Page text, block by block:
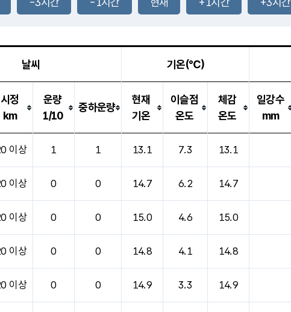
2.3m/s
-mm
날씨 기온(℃)
시정
km
운량
1/10
중하운량
현재
기온
이슬점
온도
체감
온도
일강수
mm
이상 1 1 13.1 7.3 13.1
이상 0 0 14.7 6.2 14.7
이상 0 0 15.0 4.6 15.0
이상 0 0 14.8 4.1 14.8
이상 0 0 14.9 3.3 14.9